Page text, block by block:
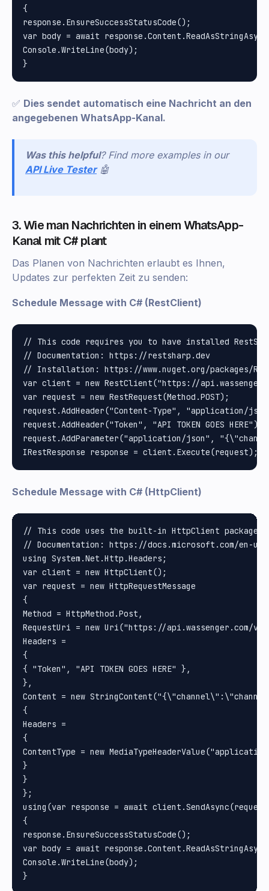
{
response.EnsureSuccessStatusCode();
var body = await
Console.WriteLine(body);
✅ Dies sendet automatisch eine Nachricht an den
angegebenen WhatsApp-Kanal.
Was this helpful? Find more examples in our
API Live Tester 🤖
3. Wie man Nachrichten in einem WhatsApp-
Kanal mit C# plant
Das Planen von Nachrichten erlaubt es Ihnen,
Updates zur perfekten Zeit zu senden:
Schedule Message with C# (RestClient)
// This code requires you to have installed
// Documentation: https://restsharp.dev
// Installation: https://www.nuget.org/packages/
var client = new RestClient("https://
var request = new RestRequest(Method.POST);
request.AddHeader("Content-Type", "application/
request.AddHeader("Token", "API TOKEN GOES HERE");
request.AddParameter("application/json",
Schedule Message with C# (HttpClient)
// This code uses the built-in HttpClient package in
// Documentation: https://docs.microsoft.com/en-
using System.Net.Http.Headers;
var client = new HttpClient();
var request = new HttpRequestMessage
{
Method = HttpMethod.Post,
RequestUri = new Uri("https://api.wassenger.com/
Headers =
{
{ "Token", "API TOKEN GOES HERE" },
},
Content = new
{
Headers =
{
ContentType = new
}
}
};
using(var response = await
{
response.EnsureSuccessStatusCode();
var body = await
Console.WriteLine(body);